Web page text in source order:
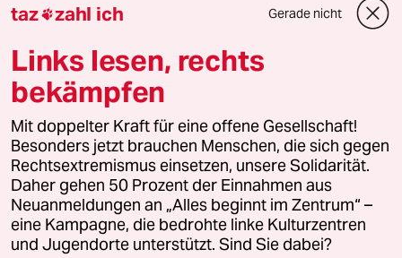
Mehr taz Angebote
Reisen
Kantine
Shop
Anzeigen
taz zahl ich Gerade nicht
Links lesen, rechts
bekämpfen
Mit doppelter Kraft für eine offene Gesellschaft!
Besonders jetzt brauchen Menschen, die sich gegen
Rechtsextremismus einsetzen, unsere Solidarität.
Daher gehen 50 Prozent der Einnahmen aus
Neuanmeldungen an „Alles beginnt im Zentrum“ –
eine Kampagne, die bedrohte linke Kulturzentren
und Jugendorte unterstützt. Sind Sie dabei?